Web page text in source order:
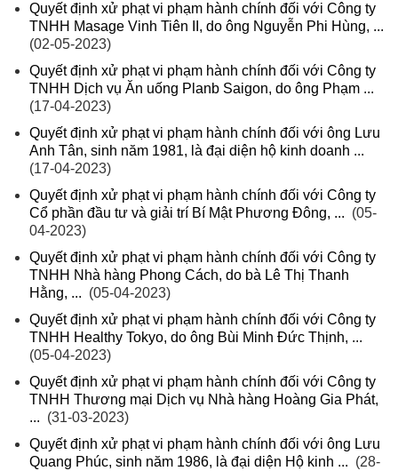
Quyết định xử phạt vi phạm hành chính đối với Công ty
TNHH Masage Vinh Tiên II, do ông Nguyễn Phi Hùng, ...
(02-05-2023)
Quyết định xử phạt vi phạm hành chính đối với Công ty
TNHH Dịch vụ Ăn uống Planb Saigon, do ông Phạm ...
(17-04-2023)
Quyết định xử phạt vi phạm hành chính đối với ông Lưu
Anh Tân, sinh năm 1981, là đại diện hộ kinh doanh ...
(17-04-2023)
Quyết định xử phạt vi phạm hành chính đối với Công ty
Cổ phần đầu tư và giải trí Bí Mật Phương Đông, ... (05-
04-2023)
Quyết định xử phạt vi phạm hành chính đối với Công ty
TNHH Nhà hàng Phong Cách, do bà Lê Thị Thanh
Hằng, ... (05-04-2023)
Quyết định xử phạt vi phạm hành chính đối với Công ty
TNHH Healthy Tokyo, do ông Bùi Minh Đức Thịnh, ...
(05-04-2023)
Quyết định xử phạt vi phạm hành chính đối với Công ty
TNHH Thương mại Dịch vụ Nhà hàng Hoàng Gia Phát,
... (31-03-2023)
Quyết định xử phạt vi phạm hành chính đối với ông Lưu
Quang Phúc, sinh năm 1986, là đại diện Hộ kinh ... (28-